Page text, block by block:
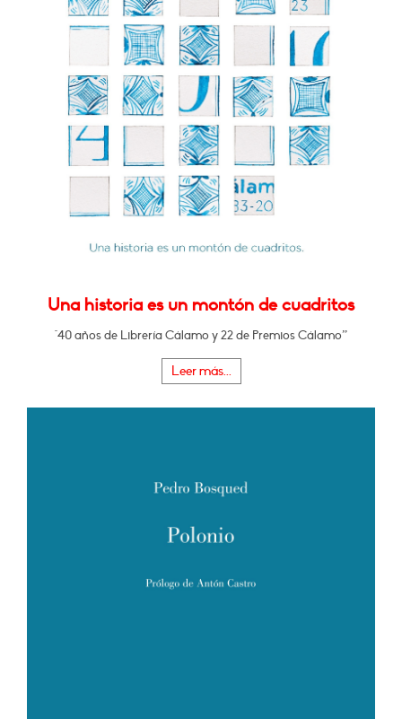
Una historia es un montón de cuadritos
"40 años de Librería Cálamo y 22 de Premios Cálamo”
Leer más...